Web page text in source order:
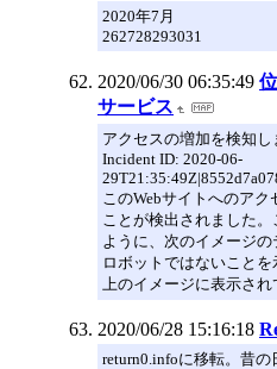
2020年7月
262728293031
2020/06/30 06:35:49
サービス
アクセスの増加を検知し
Incident ID: 2020-06-
このWebサイトへのア
ことが検出されました
ように、次のイメージ
ロボットではないことを
上のイメージに表示さ
2020/06/28 15:16:18
return0.infoに移転。昔